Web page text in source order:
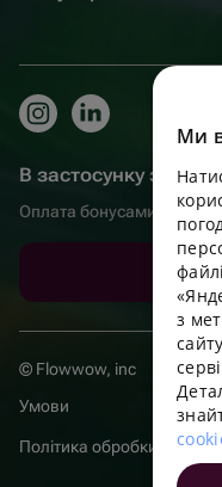
В застосунку
Оплата бонусами,
© Flowwow, inc
Умови
Політика обробки даних
Ми
з